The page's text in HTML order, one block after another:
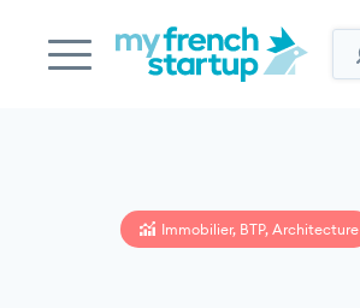
Immobilier, BTP, Architecture